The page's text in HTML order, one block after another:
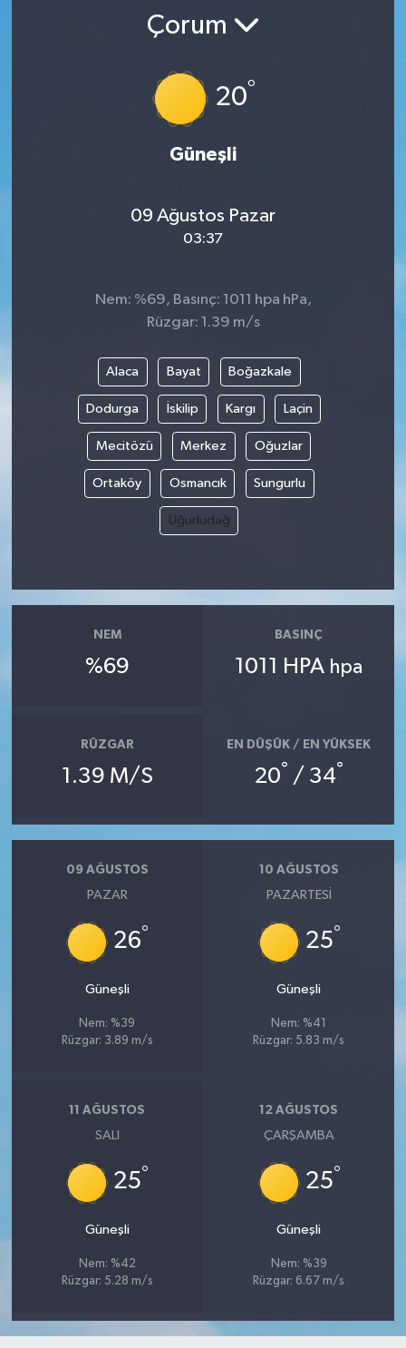
Çorum
20°
Güneşli
09 Ağustos Pazar
03:37
Nem: %69, Basınç: 1011 hpa hPa,
Rüzgar: 1.39 m/s
Alaca Bayat Boğazkale
Dodurga İskilip Kargı Laçin
Mecitözü Merkez Oğuzlar
Ortaköy Osmancık Sungurlu
Uğurludağ
NEM
%69
BASINÇ
1011 HPA hpa
RÜZGAR
1.39 M/S
EN DÜŞÜK / EN YÜKSEK
20° / 34°
09 AĞUSTOS
PAZAR
26°
Güneşli
Nem: %39
Rüzgar: 3.89 m/s
10 AĞUSTOS
PAZARTESI
25°
Güneşli
Nem: %41
Rüzgar: 5.83 m/s
11 AĞUSTOS
SALI
25°
Güneşli
Nem: %42
Rüzgar: 5.28 m/s
12 AĞUSTOS
ÇARŞAMBA
25°
Güneşli
Nem: %39
Rüzgar: 6.67 m/s
KÜLTÜR SANAT